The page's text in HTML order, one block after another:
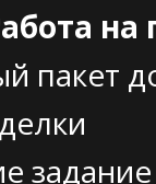
на
пакет